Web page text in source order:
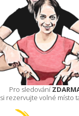
Pro sledování
si rezervujte volné místo